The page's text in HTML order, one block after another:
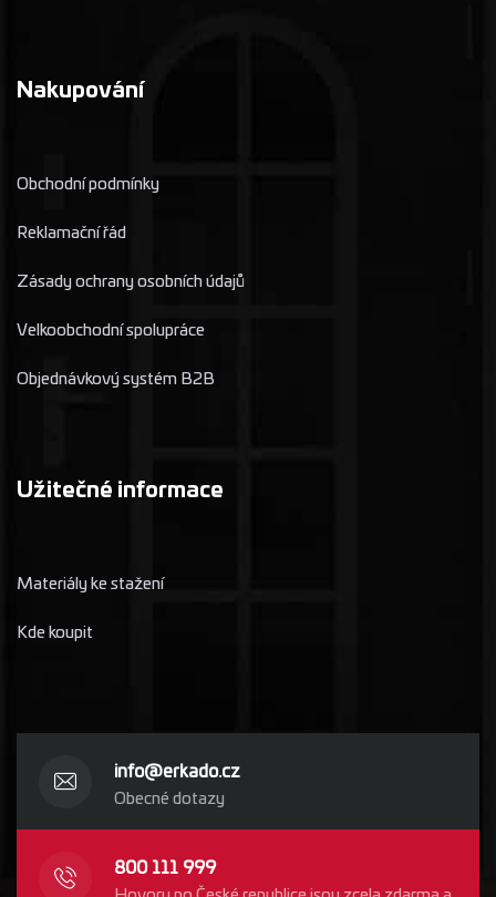
Nakupování
Obchodní podmínky
Reklamační řád
Zásady ochrany osobních údajů
Velkoobchodní spolupráce
Objednávkový systém B2B
Užitečné informace
Materiály ke stažení
Kde koupit
info@erkado.cz
Obecné dotazy
800 111 999